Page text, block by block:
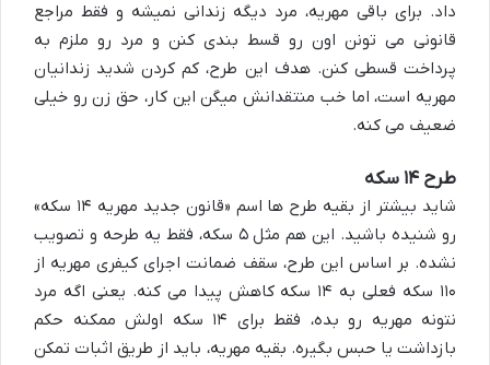
داد. برای باقی مهریه، مرد دیگه زندانی نمیشه و فقط مراجع
قانونی می تونن اون رو قسط بندی کنن و مرد رو ملزم به
پرداخت قسطی کنن. هدف این طرح، کم کردن شدید زندانیان
مهریه است، اما خب منتقدانش میگن این کار، حق زن رو خیلی
ضعیف می کنه.
طرح ۱۴ سکه
شاید بیشتر از بقیه طرح ها اسم «قانون جدید مهریه ۱۴ سکه»
رو شنیده باشید. این هم مثل ۵ سکه، فقط یه طرحه و تصویب
نشده. بر اساس این طرح، سقف ضمانت اجرای کیفری مهریه از
۱۱۰ سکه فعلی به ۱۴ سکه کاهش پیدا می کنه. یعنی اگه مرد
نتونه مهریه رو بده، فقط برای ۱۴ سکه اولش ممکنه حکم
بازداشت یا حبس بگیره. بقیه مهریه، باید از طریق اثبات تمکن